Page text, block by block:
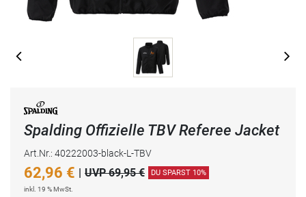
Spalding Offizielle TBV Referee Jacket
Art.Nr.: 40222003-black-L-TBV
62,96 € | UVP 69,95 € DU SPARST 10%
inkl. 19 % MwSt.